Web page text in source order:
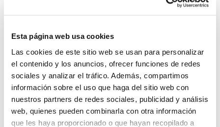
Esta página web usa cookies
Las cookies de este sitio web se usan para personalizar
el contenido y los anuncios, ofrecer funciones de redes
sociales y analizar el tráfico. Además, compartimos
información sobre el uso que haga del sitio web con
nuestros partners de redes sociales, publicidad y análisis
web, quienes pueden combinarla con otra información
que les haya proporcionado o que hayan recopilado a
, seleccionador Infantil Femenino; y el
Toni Cañada , seleccionador Alevín Femenino.
En ambos casos, se pretende compartir
con los asistentes el tipo de trabajo y la
metodología empleada en la preparación
de los combinados autonómicos de cara al
Campeonato de España de Selecciones.